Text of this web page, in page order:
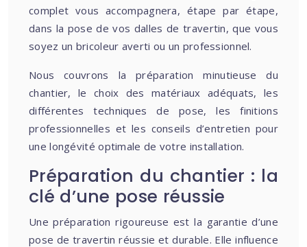
complet vous accompagnera, étape par étape,
dans la pose de vos dalles de travertin, que vous
soyez un bricoleur averti ou un professionnel.
Nous couvrons la préparation minutieuse du
chantier, le choix des matériaux adéquats, les
différentes techniques de pose, les finitions
professionnelles et les conseils d’entretien pour
une longévité optimale de votre installation.
Préparation du chantier : la
clé d’une pose réussie
Une préparation rigoureuse est la garantie d’une
pose de travertin réussie et durable. Elle influence